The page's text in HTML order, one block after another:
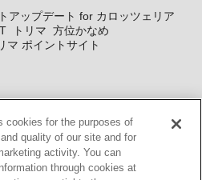
アップデート for カロッツェリア
トリマ 方位かなめ
マ ポイントサイト
ビス WEBサイト・システム向け地
開発キット MapFan DB 住所確認
リマ広告 Geo-Research
cookies for the purposes of
quality of our site and for
activity. You can
through cookies at